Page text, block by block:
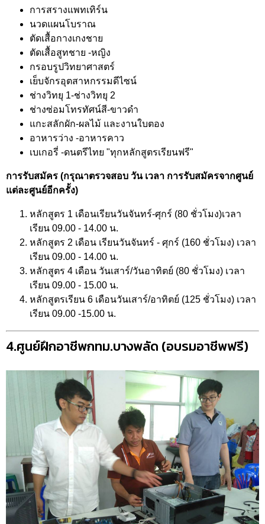
การสรางแพทเทิร์น
นวดแผนโบราณ
ตัดเสื้อกางเกงชาย
ตัดเสื้อสูทชาย -หญิง
กรอบรูปวิทยาศาสตร์
เย็บจักรอุตสาหกรรมดีไซน์
ช่างวิทยุ 1-ช่างวิทยุ 2
ช่างซ่อมโทรทัศน์สี-ขาวดำ
แกะสลักผัก-ผลไม้ และงานใบตอง
อาหารว่าง -อาหารคาว
เบเกอรี่ -ดนตรีไทย "ทุกหลักสูตรเรียนฟรี"
การรับสมัคร (กรุณาตรวจสอบ วัน เวลา การรับสมัครจากศูนย์
แต่ละศูนย์อีกครั้ง)
หลักสูตร 1 เดือนเรียนวันจันทร์-ศุกร์ (80 ชั่วโมง)เวลา
เรียน 09.00 - 14.00 น.
หลักสูตร 2 เดือน เรียนวันจันทร์ - ศุกร์ (160 ชั่วโมง) เวลา
เรียน 09.00 - 14.00 น.
หลักสูตร 4 เดือน วันเสาร์/วันอาทิตย์ (80 ชั่วโมง) เวลา
เรียน 09.00 - 15.00 น.
หลักสูตรเรียน 6 เดือนวันเสาร์/อาทิตย์ (125 ชั่วโมง) เวลา
เรียน 09.00 -15.00 น.
4.ศูนย์ฝึกอาชีพกทม.บางพลัด (อบรมอาชีพฟรี)